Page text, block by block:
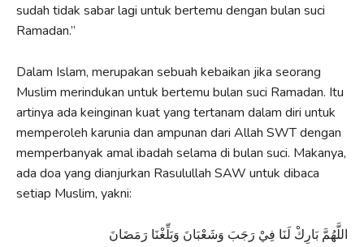
sudah tidak sabar lagi untuk bertemu dengan bulan suci
Ramadan.”
Dalam Islam, merupakan sebuah kebaikan jika seorang
Muslim merindukan untuk bertemu bulan suci Ramadan. Itu
artinya ada keinginan kuat yang tertanam dalam diri untuk
memperoleh karunia dan ampunan dari Allah SWT dengan
memperbanyak amal ibadah selama di bulan suci. Makanya,
ada doa yang dianjurkan Rasulullah SAW untuk dibaca
setiap Muslim, yakni:
اللَّهُمَّ بَارِكْ لَنَا فِيْ رَجَبَ وَشَعْبَانَ وَبَلِّغْنَا رَمَضَانَ